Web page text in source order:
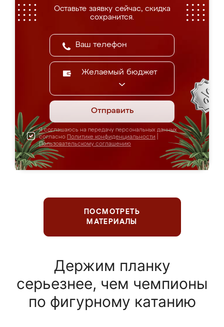
Оставьте заявку сейчас, скидка
сохранится.
Желаемый бюджет
Отправить
Я соглашаюсь на передачу персональных данных
согласно Политике конфиденциальности
Пользовательскому соглашению
ПОСМОТРЕТЬ
МАТЕРИАЛЫ
Держим планку
серьезнее, чем чемпионы
по фигурному катанию